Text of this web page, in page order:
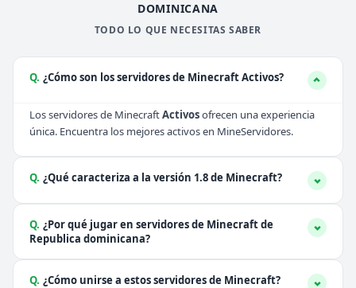
DOMINICANA
TODO LO QUE NECESITAS SABER
Q. ¿Cómo son los servidores de Minecraft Activos?
Los servidores de MinecraftActivosofrecen una experiencia
única. Encuentra los mejores activos en MineServidores.
Q. ¿Qué caracteriza a la versión 1.8 de Minecraft?
Q. ¿Por qué jugar en servidores de Minecraft de
Republica dominicana?
Q. ¿Cómo unirse a estos servidores de Minecraft?